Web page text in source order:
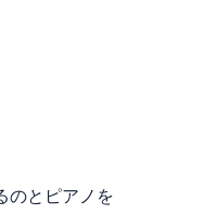
のとピアノを